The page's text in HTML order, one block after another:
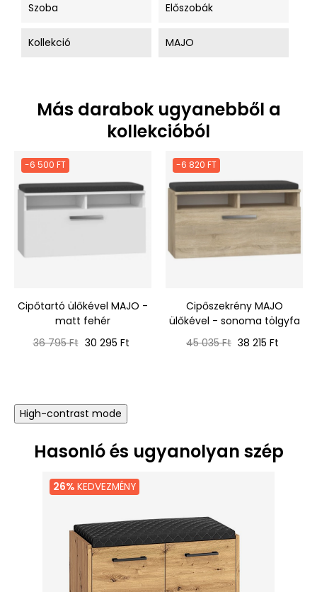
Szoba Előszobák
Kollekció MAJO
Más darabok ugyanebből a
kollekcióból
-6 500 FT
Cipőtartó ülőkével MAJO -
matt fehér
Normál
36 795 Ft Ár
30 295 Ft
-6 820 FT
Cipőszekrény MAJO
ülőkével - sonoma tölgyfa
Normál
45 035 Ft Ár
38 215 Ft
High-contrast mode
Hasonló és ugyanolyan szép
26% KEDVEZMÉNY